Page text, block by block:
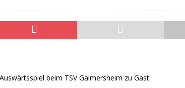
beim TSV Gaimersheim zu Gast.